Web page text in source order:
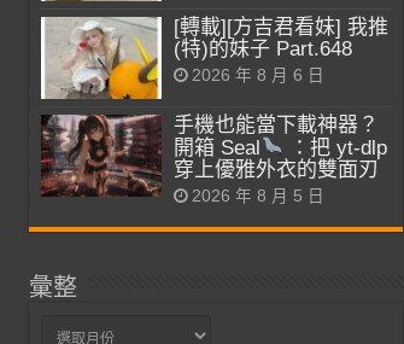
[轉載][方吉君看妹] 我推
(特)的妹子 Part.648
2026 年 8 月 6 日
手機也能當下載神器？
開箱 Seal
：把 yt-dlp
穿上優雅外衣的雙面刃
2026 年 8 月 5 日
彙整
彙